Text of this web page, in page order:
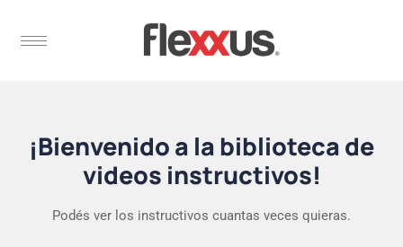
¡Bienvenido a la biblioteca de
videos instructivos!
Podés ver los instructivos cuantas veces quieras.